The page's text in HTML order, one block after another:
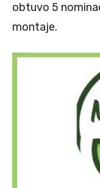
obtuvo 5
montaje.